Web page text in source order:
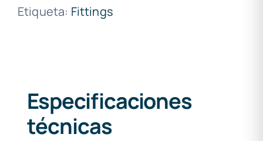
Etiqueta: Fittings
Especificaciones
técnicas